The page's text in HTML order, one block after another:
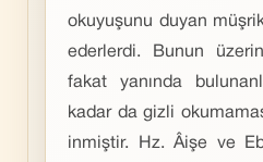
okuyuşunu duyan
ederlerdi. Bunun
fakat yanında
kadar da gizli
inmiştir. Hz. Âişe ve